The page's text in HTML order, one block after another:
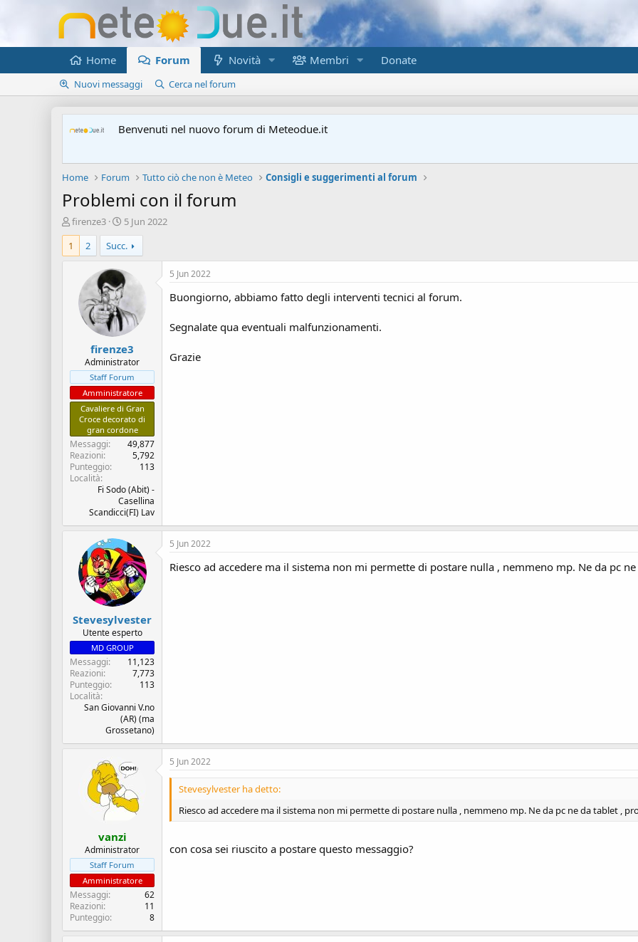
Home Forum Novità Membri Donate
Nuovi messaggi Cerca nel forum
Benvenuti nel nuovo forum di Meteodue.it
Home Forum Tutto ciò che non è Meteo Consigli e suggerimenti al forum
Problemi con il forum
A
u
t
o
s
i
o
firenze3
D
a
t
a
d
'
n
z
i
o
5 Jun 2022
1
2 Succ.
firenze3
Administrator
Staff Forum
Amministratore
Cavaliere di Gran
Croce decorato di
gran cordone
Messaggi
49,877
Reazioni
5,792
Punteggio
113
Località
Fi Sodo (Abit) -
Casellina
Scandicci(FI) Lav
5 Jun 2022
Buongiorno, abbiamo fatto degli interventi tecnici al forum.
Segnalate qua eventuali malfunzionamenti.
Grazie
Stevesylvester
Utente esperto
MD GROUP
Messaggi
11,123
Reazioni
7,773
Punteggio
113
Località
San Giovanni V.no
(AR) (ma
Grossetano)
5 Jun 2022
Riesco ad accedere ma il sistema non mi permette di postare nulla , nemmeno mp. Ne da pc
vanzi
Administrator
Staff Forum
Amministratore
Messaggi
62
Reazioni
11
Punteggio
8
5 Jun 2022
Stevesylvester ha detto:
Riesco ad accedere ma il sistema non mi permette di postare nulla , nemmeno mp. Ne da pc ne da tablet ,
con cosa sei riuscito a postare questo messaggio?